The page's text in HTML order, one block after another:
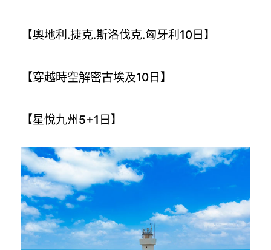
【奧地利.捷克.斯洛伐克.匈牙利10日】
【穿越時空解密古埃及10日】
【星悅九州5+1日】